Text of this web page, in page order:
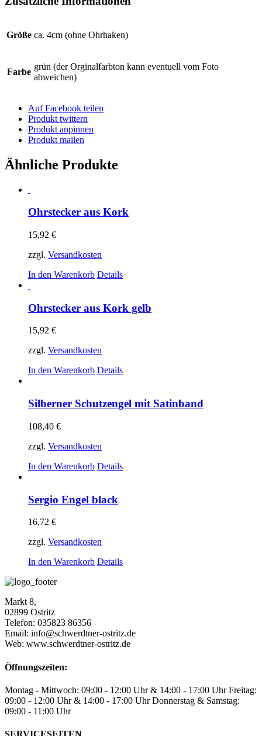
Größe ca. 4cm (ohne Ohrhaken)
Farbe
grün (der Orginalfarbton kann eventuell vom Foto
abweichen)
Auf Facebook teilen
Produkt twittern
Produkt anpinnen
Produkt mailen
Ähnliche Produkte
Ohrstecker aus Kork
15,92 €
zzgl. Versandkosten
In den Warenkorb Details
Ohrstecker aus Kork gelb
15,92 €
zzgl. Versandkosten
In den Warenkorb Details
Silberner Schutzengel mit Satinband
108,40 €
zzgl. Versandkosten
In den Warenkorb Details
Sergio Engel black
16,72 €
zzgl. Versandkosten
In den Warenkorb Details
Markt 8,
02899 Ostritz
Telefon: 035823 86356
Email: info@schwerdtner-ostritz.de
Web: www.schwerdtner-ostritz.de
Öffnungszeiten:
Montag - Mittwoch: 09:00 - 12:00 Uhr & 14:00 - 17:00 Uhr Freitag:
09:00 - 12:00 Uhr & 14:00 - 17:00 Uhr Donnerstag & Samstag:
09:00 - 11:00 Uhr